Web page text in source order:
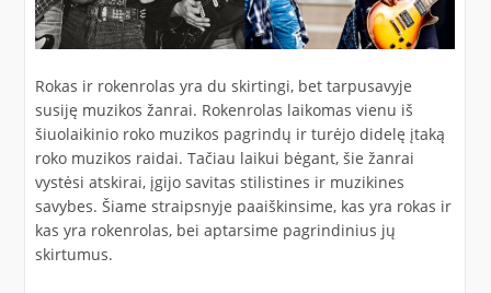
Rokas ir rokenrolas yra du skirtingi, bet tarpusavyje
susiję muzikos žanrai. Rokenrolas laikomas vienu iš
šiuolaikinio roko muzikos pagrindų ir turėjo didelę įtaką
roko muzikos raidai. Tačiau laikui bėgant, šie žanrai
vystėsi atskirai, įgijo savitas stilistines ir muzikines
savybes. Šiame straipsnyje paaiškinsime, kas yra rokas ir
kas yra rokenrolas, bei aptarsime pagrindinius jų
skirtumus.